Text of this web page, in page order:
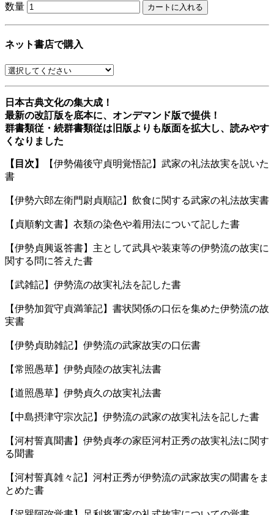
数量
ネット書店で購入
日本古典文化の集大成！
最新の改訂版を底本に、オンデマンド版で提供！
群書類従・続群書類従は旧版よりも版面を拡大し、読みやす
くなりました
【目次】
【伊勢備後守貞明覚悟記】武家の礼法故実を説いた
書
【伊勢六郎左衛門尉貞順記】飲食に関する武家の礼法故実書
【貞順豹文書】衣類の染色や着用法について記した書
【伊勢貞興返答書】主として武具や装束等の伊勢流の故実に
関する問に答えた書
【武雑記】伊勢流の故実礼法を記した書
【伊勢加賀守貞満筆記】書状関係の口伝を集めた伊勢流の故
実書
【伊勢貞助雑記】伊勢流の武家故実の口伝書
【常照愚草】伊勢貞陸の故実礼法書
【道照愚草】伊勢貞久の故実礼法書
【中島摂津守宗次記】伊勢流の武家の故実礼法を記した書
【河村誓真聞書】伊勢貞孝の家臣河村正秀の故実礼法に関す
る聞書
【河村誓真雑々記】河村正秀が伊勢流の武家故実の聞書をま
とめた書